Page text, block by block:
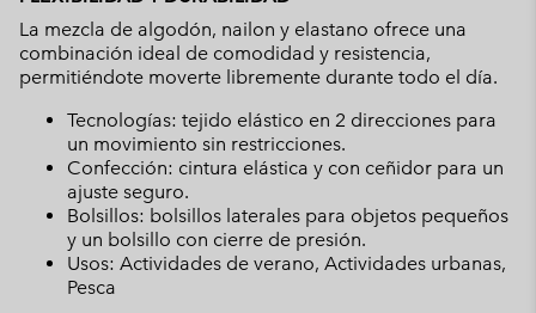
La mezcla de algodón, nailon y elastano ofrece una
combinación ideal de comodidad y resistencia,
permitiéndote moverte libremente durante todo el día.
Tecnologías: tejido elástico en 2 direcciones para
un movimiento sin restricciones.
Confección: cintura elástica y con ceñidor para un
ajuste seguro.
Bolsillos: bolsillos laterales para objetos pequeños
y un bolsillo con cierre de presión.
Usos: Actividades de verano, Actividades urbanas,
Pesca